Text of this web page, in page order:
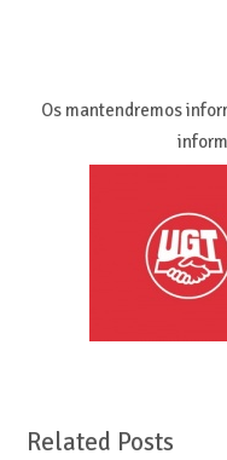
Os mantendremos
Related Posts